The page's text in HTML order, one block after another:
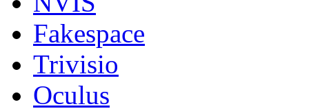
Fakespace
Trivisio
Oculus